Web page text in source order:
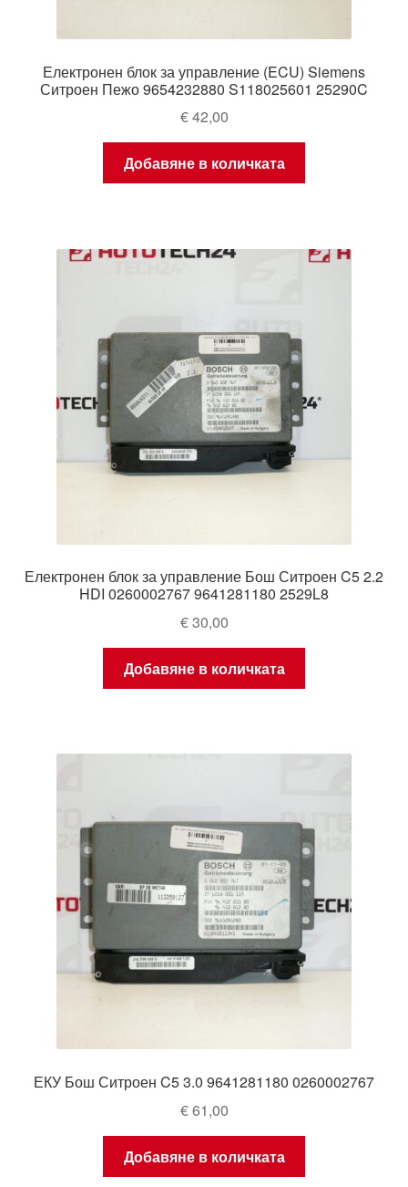
Електронен блок за управление (ECU) Siemens
Ситроен Пежо 9654232880 S118025601 25290C
€42,00
Добавяне в количката
Електронен блок за управление Бош Ситроен C5 2.2
HDI 0260002767 9641281180 2529L8
€30,00
Добавяне в количката
ЕКУ Бош Ситроен C5 3.0 9641281180 0260002767
€61,00
Добавяне в количката